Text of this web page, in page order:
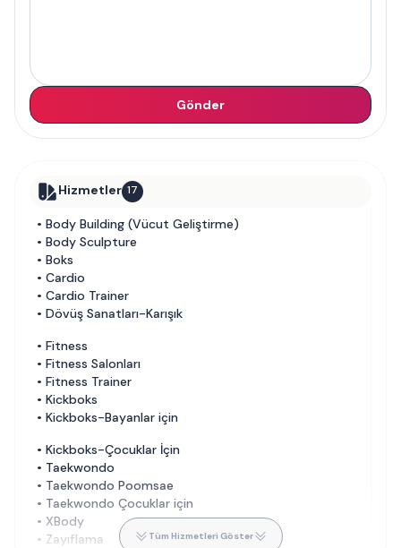
Gönder
Hizmetler 17
• Body Building (Vücut Geliştirme)
• Body Sculpture
• Boks
• Cardio
• Cardio Trainer
• Dövüş Sanatları-Karışık
• Fitness
• Fitness Salonları
• Fitness Trainer
• Kickboks
• Kickboks-Bayanlar için
• Kickboks-Çocuklar İçin
• Taekwondo
• Taekwondo Poomsae
• Taekwondo Çocuklar için
• XBody
• Zayıflama Tüm Hizmetleri Göster